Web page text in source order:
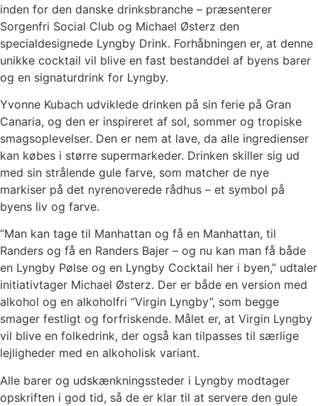
inden for den danske drinksbranche – præsenterer
Sorgenfri Social Club og Michael Østerz den
specialdesignede Lyngby Drink. Forhåbningen er, at denne
unikke cocktail vil blive en fast bestanddel af byens barer
og en signaturdrink for Lyngby.
Yvonne Kubach udviklede drinken på sin ferie på Gran
Canaria, og den er inspireret af sol, sommer og tropiske
smagsoplevelser. Den er nem at lave, da alle ingredienser
kan købes i større supermarkeder. Drinken skiller sig ud
med sin strålende gule farve, som matcher de nye
markiser på det nyrenoverede rådhus – et symbol på
byens liv og farve.
“Man kan tage til Manhattan og få en Manhattan, til
Randers og få en Randers Bajer – og nu kan man få både
en Lyngby Pølse og en Lyngby Cocktail her i byen,” udtaler
initiativtager Michael Østerz. Der er både en version med
alkohol og en alkoholfri “Virgin Lyngby”, som begge
smager festligt og forfriskende. Målet er, at Virgin Lyngby
vil blive en folkedrink, der også kan tilpasses til særlige
lejligheder med en alkoholisk variant.
Alle barer og udskænkningssteder i Lyngby modtager
opskriften i god tid, så de er klar til at servere den gule